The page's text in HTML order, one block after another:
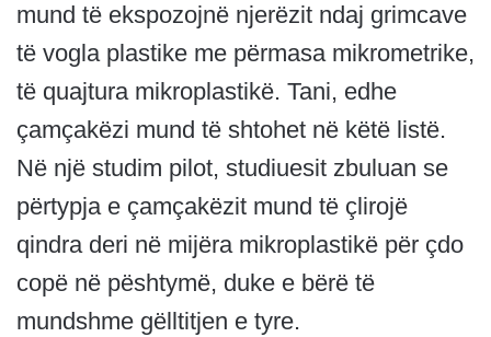
mund të ekspozojnë njerëzit ndaj grimcave
të vogla plastike me përmasa mikrometrike,
të quajtura mikroplastikë. Tani, edhe
çamçakëzi mund të shtohet në këtë listë.
Në një studim pilot, studiuesit zbuluan se
përtypja e çamçakëzit mund të çlirojë
qindra deri në mijëra mikroplastikë për çdo
copë në pështymë, duke e bërë të
mundshme gëlltitjen e tyre.